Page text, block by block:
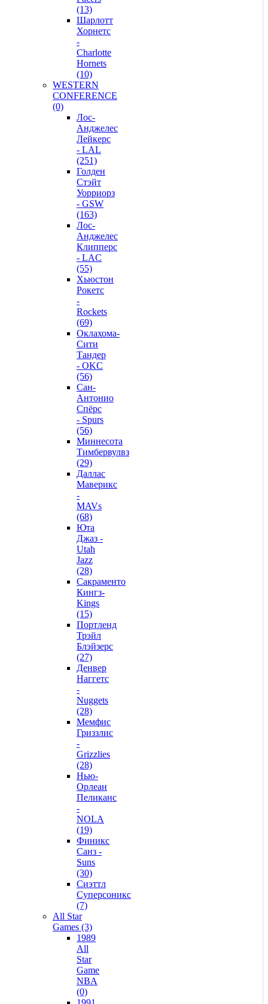
(13)
Шарлотт
Хорнетс
-
Charlotte
Hornets
(10)
WESTERN
CONFERENCE
(0)
Лос-
Анджелес
Лейкерс
- LAL
(251)
Голден
Стэйт
Уорриорз
- GSW
(163)
Лос-
Анджелес
Клипперс
- LAC
(55)
Хьюстон
Рокетс
-
Rockets
(69)
Оклахома-
Сити
Тандер
- OKC
(56)
Сан-
Антонио
Спёрс
- Spurs
(56)
Миннесота
Тимбервулвз
(29)
Даллас
Маверикс
-
MAVs
(68)
Юта
Джаз -
Utah
Jazz
(28)
Сакраменто
Кингз-
Kings
(15)
Портленд
Трэйл
Блэйзерс
(27)
Денвер
Наггетс
-
Nuggets
(28)
Мемфис
Гриззлис
-
Grizzlies
(28)
Нью-
Орлеан
Пеликанс
-
NOLA
(19)
Финикс
Санз -
Suns
(30)
Сиэттл
Суперсоникс
(7)
All Star
Games (3)
1989
All
Star
Game
NBA
(0)